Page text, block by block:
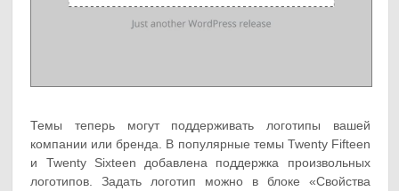
Темы теперь могут поддерживать логотипы вашей
компании или бренда. В популярные темы Twenty Fifteen
и Twenty Sixteen добавлена поддержка произвольных
логотипов. Задать логотип можно в блоке «Свойства